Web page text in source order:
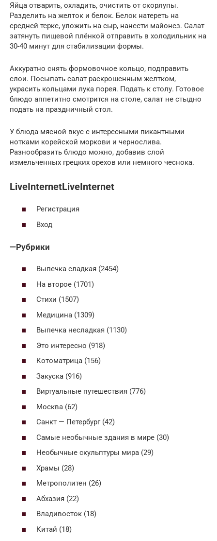
Яйца отварить, охладить, очистить от скорлупы.
Разделить на желток и белок. Белок натереть на
средней терке, уложить на сыр, нанести майонез. Салат
затянуть пищевой плёнкой отправить в холодильник на
30-40 минут для стабилизации формы.
Аккуратно снять формовочное кольцо, подправить
слои. Посыпать салат раскрошенным желтком,
украсить кольцами лука порея. Подать к столу. Готовое
блюдо аппетитно смотрится на столе, салат не стыдно
подать на праздничный стол.
У блюда мясной вкус с интересными пикантными
нотками корейской моркови и чернослива.
Разнообразить блюдо можно, добавив слой
измельченных грецких орехов или немного чеснока.
LiveInternetLiveInternet
Регистрация
Вход
—Рубрики
Выпечка сладкая (2454)
На второе (1701)
Стихи (1507)
Медицина (1309)
Выпечка несладкая (1130)
Это интересно (918)
Котоматрица (156)
Закуска (916)
Виртуальные путешествия (776)
Москва (62)
Санкт — Петербург (42)
Самые необычные здания в мире (30)
Необычные скульптуры мира (29)
Храмы (28)
Метрополитен (26)
Абхазия (22)
Владивосток (18)
Китай (18)